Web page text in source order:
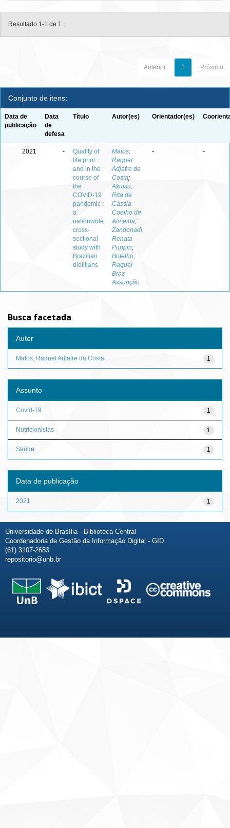
Resultado 1-1 de 1.
Anterior 1 Próximo
Conjunto de itens:
Data de
publicação
Data
de
defesa
Título Autor(es) Orientador(es)
2021 -
Quality of
life prior
and in the
course of
the
COVID-19
pandemic :
a
nationwide
cross-
sectional
study with
Brazilian
dietitians
Matos,
Raquel
Adjafre da
Costa;
Akutsu,
Rita de
Cássia
Coelho de
Almeida;
Zandonadi,
Renata
Puppin;
Botelho,
Raquel
Braz
Assunção
- -
Busca facetada
Autor
1
Matos, Raquel Adjafre da Costa
Assunto
1
Covid-19
1
Nutricionistas
1
Saúde
Data de publicação
1
2021
Universidade de Brasília - Biblioteca Central
Coordenadoria de Gestão da Informação Digital - GID
(61) 3107-2683
repositorio@unb.br